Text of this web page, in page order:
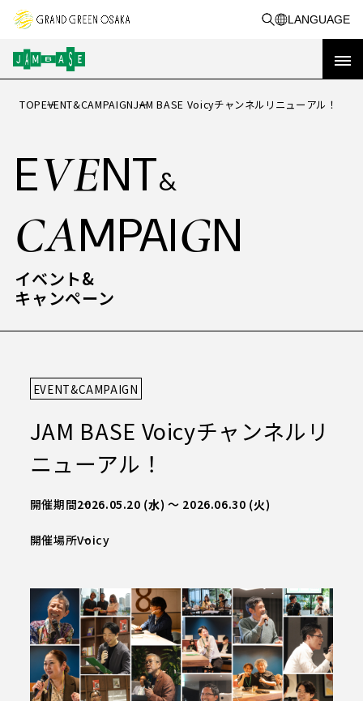
LANGUAGE
TOP トップ
E VE NT & CAMPAI
RE PORT
ABOUT
JAM BASEについて
JAM BASEの空間設計
オンラインで巡るJAM BASE
FA CIL TIES
施設概要TOP
JAM BASEメイン拠点
Syn-SALON
JAM-STUDIO
カンファレンス
店舗・オフィス紹介
NE
MEMBER 会員の方へ
TOPEVENT&CAMPAIGNJAM BASE Voicyチャンネルリニューアル！
EVENT&
CAMPAIGN
イベント&
キャンペーン
EVENT&CAMPAIGN
JAM BASE Voicyチャンネルリ
ニューアル！
開催期間2026.05.20 (水) ～ 2026.06.30 (火)
開催場所Voicy